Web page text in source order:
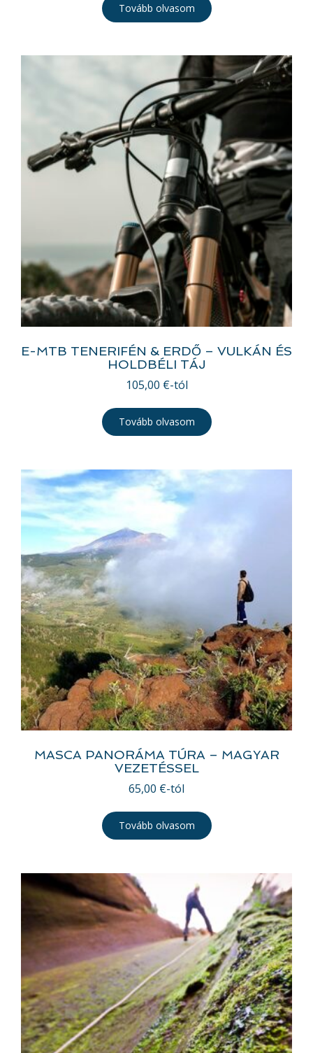
Tovább olvasom
E-MTB TENERIFÉN & ERDŐ – VULKÁN ÉS
HOLDBÉLI TÁJ
105,00 €-tól
Tovább olvasom
MASCA PANORÁMA TÚRA – MAGYAR
VEZETÉSSEL
65,00 €-tól
Tovább olvasom